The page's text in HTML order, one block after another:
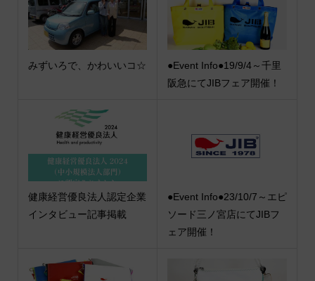
みずいろで、かわいいコ☆
●Event Info●19/9/4～千里
阪急にてJIBフェア開催！
健康経営優良法人認定企業
インタビュー記事掲載
●Event Info●23/10/7～エピ
ソード三ノ宮店にてJIBフ
ェア開催！